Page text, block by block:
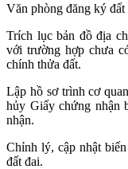
Văn phòng đăng ký đất
Trích lục bản đồ địa
với trường hợp chưa
chính thửa đất.
Lập hồ sơ trình cơ
hủy Giấy chứng nhận
nhận.
Chỉnh lý, cập nhật
đất đai.